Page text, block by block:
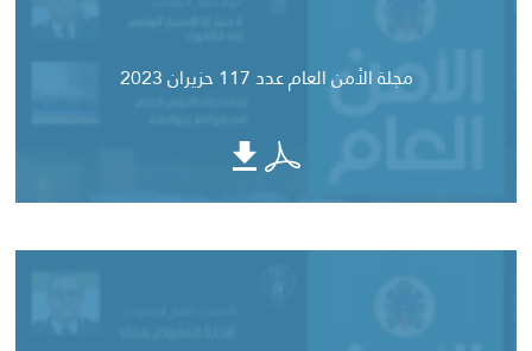
مجلة الأمن العام عدد 117 حزيران 2023